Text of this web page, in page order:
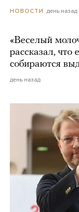
НОВОСТИ день назад
«Веселый
рассказал, что
собираются
день назад